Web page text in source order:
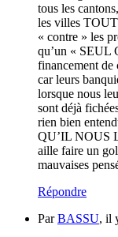
tous les
les villes
« contre » les
qu’un « SEUL
financement
car leurs
lorsque nous
sont déjà
rien bien
QU’IL NOUS
aille faire un
mauvaises
Répondre
ParBASSU, il